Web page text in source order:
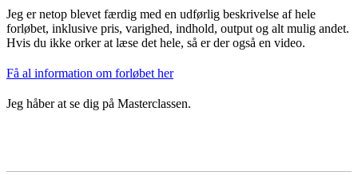
Jeg er netop blevet færdig med en udførlig beskrivelse af hele
forløbet, inklusive pris, varighed, indhold, output og alt mulig andet.
Hvis du ikke orker at læse det hele, så er der også en video.
Få al information om forløbet her
Jeg håber at se dig på Masterclassen.